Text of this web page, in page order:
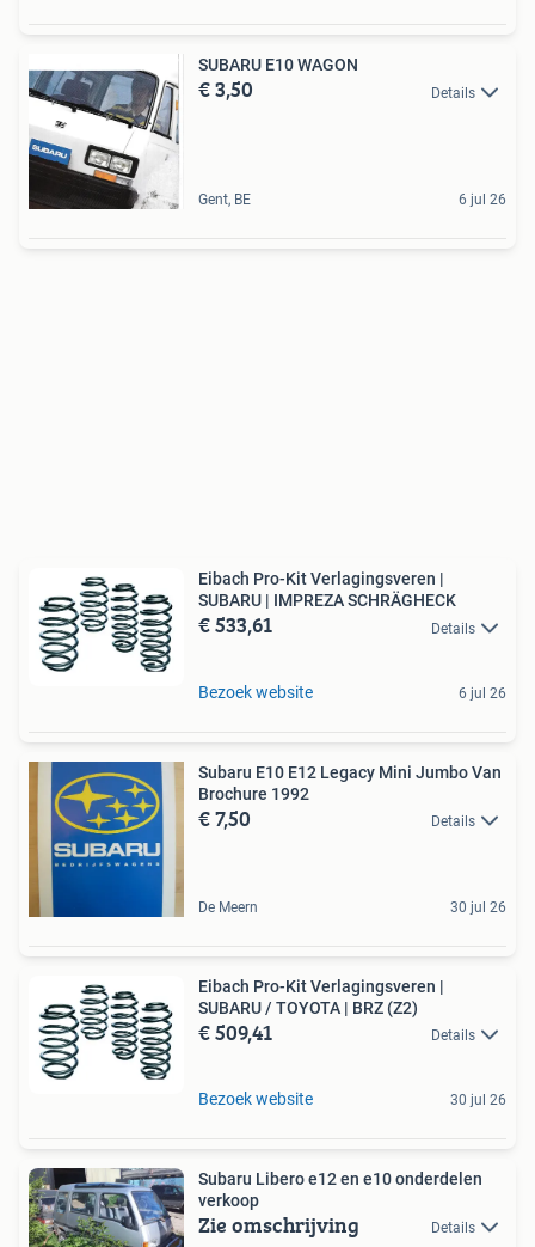
SUBARU E10 WAGON
€ 3,50 Details
Gent, BE 6 jul 26
Eibach Pro-Kit Verlagingsveren |
SUBARU | IMPREZA SCHRÄGHECK
€ 533,61 Details
Bezoek website 6 jul 26
Subaru E10 E12 Legacy Mini Jumbo Van
Brochure 1992
€ 7,50 Details
De Meern 30 jul 26
Eibach Pro-Kit Verlagingsveren |
SUBARU / TOYOTA | BRZ (Z2)
€ 509,41 Details
Bezoek website 30 jul 26
Subaru Libero e12 en e10 onderdelen
verkoop
Zie omschrijving Details